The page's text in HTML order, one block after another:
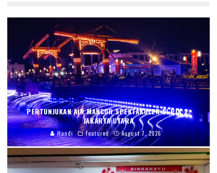
PERTUNJUKAN AIR MANCUR SPEKTAKULER DI PIK 2,
JAKARTA UTARA
Handi Featured August 7, 2026